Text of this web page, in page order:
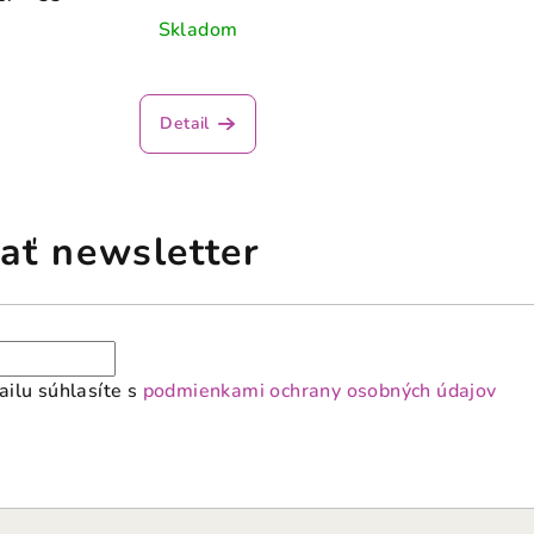
Skladom
Detail
newsletter
súhlasíte s podmienkami ochrany osobných údajov